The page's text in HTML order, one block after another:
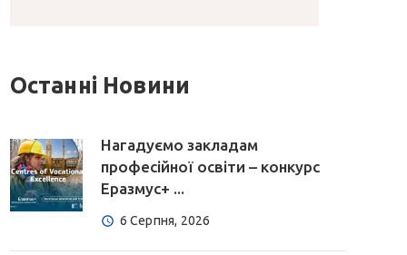
Останні Новини
Нагадуємо закладам
професійної освіти – конкурс
Еразмус+ ...
6 Серпня, 2026